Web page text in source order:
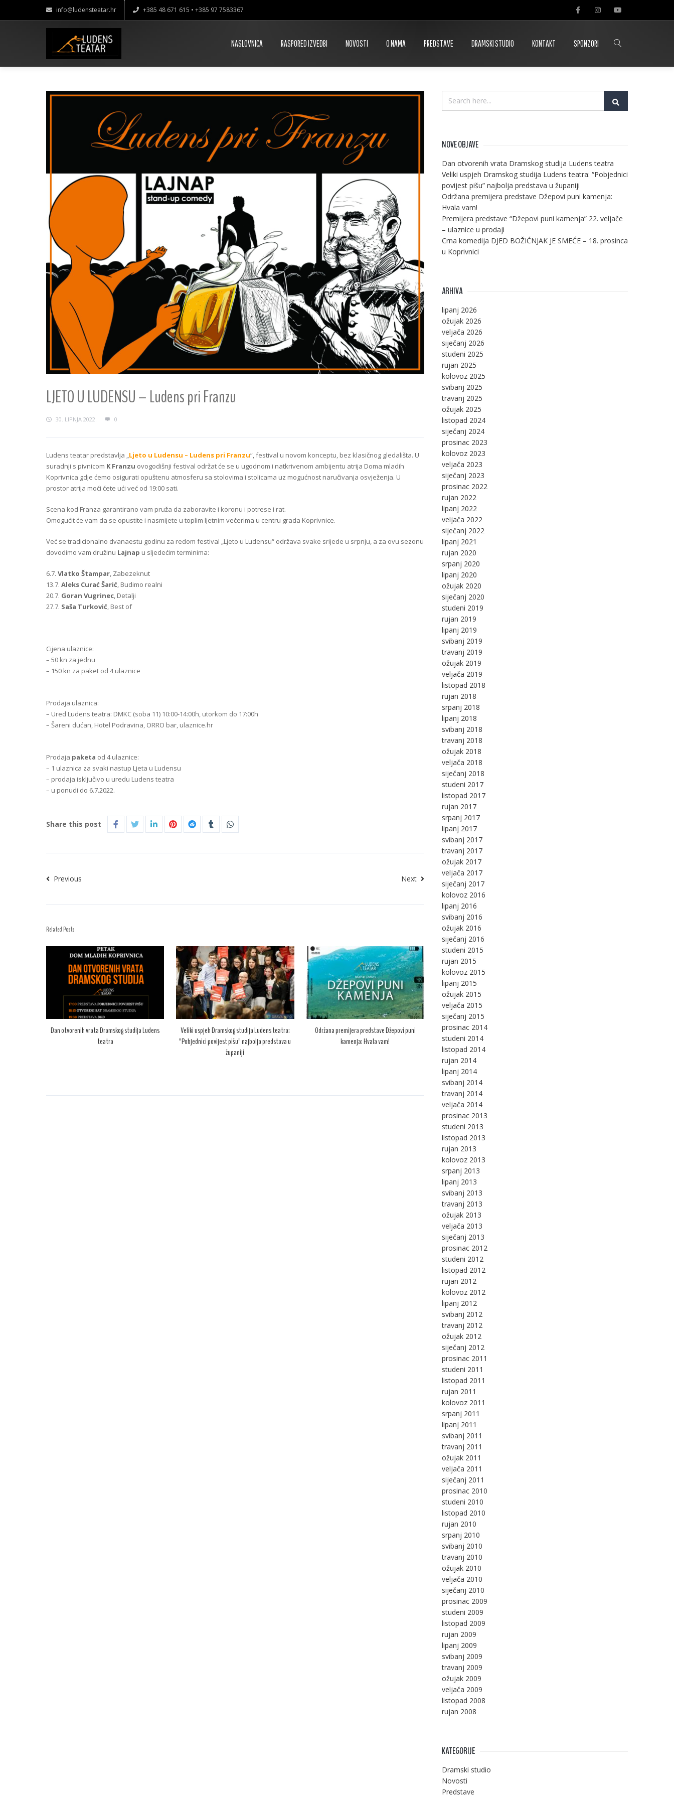
info@ludensteatar.hr +385 48 671 615 • +385 97 7583367
NASLOVNICA RASPORED IZVEDBI NOVOSTI O NAMA PREDSTAVE DRAMSKI STUDIO KONTAKT SPONZORI
LJETO U LUDENSU – Ludens pri Franzu
30. LIPNJA 2022. 0
Ludens teatar predstavlja „Ljeto u Ludensu – Ludens pri Franzu“, festival u novom konceptu, bez klasičnog gledališta. U
suradnji s pivnicom K Franzu ovogodišnji festival održat će se u ugodnom i natkrivenom ambijentu atrija Doma mladih
Koprivnica gdje ćemo osigurati opuštenu atmosferu sa stolovima i stolicama uz mogućnost naručivanja osvježenja. U
prostor atrija moći ćete ući već od 19:00 sati.
Scena kod Franza garantirano vam pruža da zaboravite i koronu i potrese i rat.
Omogućit će vam da se opustite i nasmijete u toplim ljetnim večerima u centru grada Koprivnice.
Već se tradicionalno dvanaestu godinu za redom festival „Ljeto u Ludensu“ održava svake srijede u srpnju, a za ovu sezonu
dovodimo vam družinu Lajnap u sljedećim terminima:
6.7. Vlatko Štampar, Zabezeknut
13.7. Aleks Curać Šarić, Budimo realni
20.7. Goran Vugrinec, Detalji
27.7. Saša Turković, Best of
Cijena ulaznice:
– 50 kn za jednu
– 150 kn za paket od 4 ulaznice
Prodaja ulaznica:
– Ured Ludens teatra: DMKC (soba 11) 10:00-14:00h, utorkom do 17:00h
– Šareni dućan, Hotel Podravina, ORRO bar, ulaznice.hr
Prodaja paketa od 4 ulaznice:
– 1 ulaznica za svaki nastup Ljeta u Ludensu
– prodaja isključivo u uredu Ludens teatra
– u ponudi do 6.7.2022.
Share this post
Previous Next
Related Posts
Dan otvorenih vrata Dramskog studija Ludens
teatra
Veliki uspjeh Dramskog studija Ludens teatra:
“Pobjednici povijest pišu” najbolja predstava u
županiji
Održana premijera predstave Džepovi puni
kamenja: Hvala vam!
NOVE OBJAVE
Dan otvorenih vrata Dramskog studija Ludens teatra
Veliki uspjeh Dramskog studija Ludens teatra: “Pobjednici
povijest pišu” najbolja predstava u županiji
Održana premijera predstave Džepovi puni kamenja:
Hvala vam!
Premijera predstave “Džepovi puni kamenja” 22. veljače
– ulaznice u prodaji
Crna komedija DJED BOŽIĆNJAK JE SMEĆE – 18. prosinca
u Koprivnici
ARHIVA
lipanj 2026
ožujak 2026
veljača 2026
siječanj 2026
studeni 2025
rujan 2025
kolovoz 2025
svibanj 2025
travanj 2025
ožujak 2025
listopad 2024
siječanj 2024
prosinac 2023
kolovoz 2023
veljača 2023
siječanj 2023
prosinac 2022
rujan 2022
lipanj 2022
veljača 2022
siječanj 2022
lipanj 2021
rujan 2020
srpanj 2020
lipanj 2020
ožujak 2020
siječanj 2020
studeni 2019
rujan 2019
lipanj 2019
svibanj 2019
travanj 2019
ožujak 2019
veljača 2019
listopad 2018
rujan 2018
srpanj 2018
lipanj 2018
svibanj 2018
travanj 2018
ožujak 2018
veljača 2018
siječanj 2018
studeni 2017
listopad 2017
rujan 2017
srpanj 2017
lipanj 2017
svibanj 2017
travanj 2017
ožujak 2017
veljača 2017
siječanj 2017
kolovoz 2016
lipanj 2016
svibanj 2016
ožujak 2016
siječanj 2016
studeni 2015
rujan 2015
kolovoz 2015
lipanj 2015
ožujak 2015
veljača 2015
siječanj 2015
prosinac 2014
studeni 2014
listopad 2014
rujan 2014
lipanj 2014
svibanj 2014
travanj 2014
veljača 2014
prosinac 2013
studeni 2013
listopad 2013
rujan 2013
kolovoz 2013
srpanj 2013
lipanj 2013
svibanj 2013
travanj 2013
ožujak 2013
veljača 2013
siječanj 2013
prosinac 2012
studeni 2012
listopad 2012
rujan 2012
kolovoz 2012
lipanj 2012
svibanj 2012
travanj 2012
ožujak 2012
siječanj 2012
prosinac 2011
studeni 2011
listopad 2011
rujan 2011
kolovoz 2011
srpanj 2011
lipanj 2011
svibanj 2011
travanj 2011
ožujak 2011
veljača 2011
siječanj 2011
prosinac 2010
studeni 2010
listopad 2010
rujan 2010
srpanj 2010
svibanj 2010
travanj 2010
ožujak 2010
veljača 2010
siječanj 2010
prosinac 2009
studeni 2009
listopad 2009
rujan 2009
lipanj 2009
svibanj 2009
travanj 2009
ožujak 2009
veljača 2009
listopad 2008
rujan 2008
KATEGORIJE
Dramski studio
Novosti
Predstave